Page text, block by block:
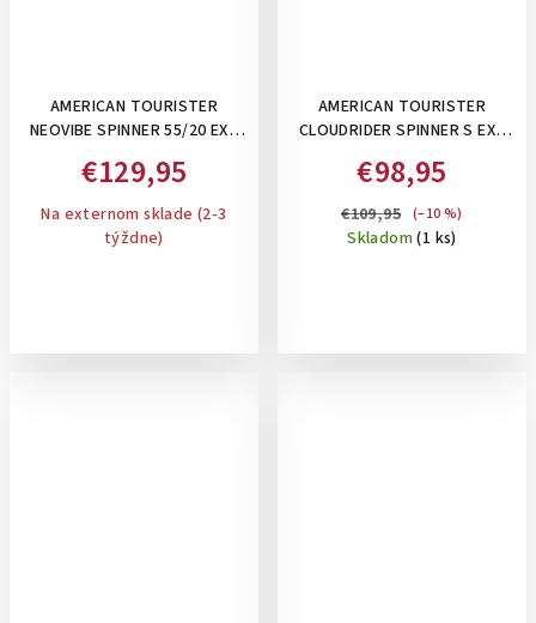
AMERICAN TOURISTER
NEOVIBE SPINNER 55/20 EXP
KUFOR ROZŠÍRITEĽNÝ
€129,95
Na externom sklade (2-3
týždne)
AMERICAN TOURISTER
CLOUDRIDER SPINNER S EXP
KUFOR, ROZŠÍRITEĽNÝ
€98,95
€109,95 (–10 %)
Skladom(1 ks)